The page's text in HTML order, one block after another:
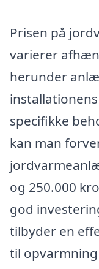
Prisen på
varierer
herunder
specifikke
kan man
og 250.000
god
tilbyder en
til